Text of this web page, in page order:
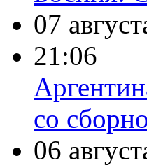
07
21:06
со
06